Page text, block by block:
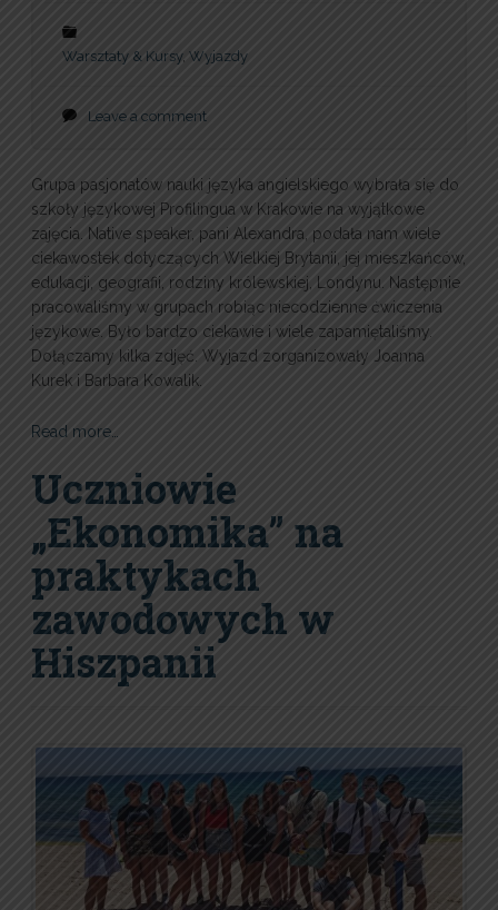
Warsztaty & Kursy, Wyjazdy
Leave a comment
Grupa pasjonatów nauki języka angielskiego wybrała się do
szkoły językowej Profilingua w Krakowie na wyjątkowe
zajęcia. Native speaker, pani Alexandra, podała nam wiele
ciekawostek dotyczących Wielkiej Brytanii, jej mieszkańców,
edukacji, geografii, rodziny królewskiej, Londynu. Następnie
pracowaliśmy w grupach robiąc niecodzienne ćwiczenia
językowe. Było bardzo ciekawie i wiele zapamiętaliśmy.
Dołączamy kilka zdjęć. Wyjazd zorganizowały Joanna
Kurek i Barbara Kowalik.
Read more…
Uczniowie
„Ekonomika” na
praktykach
zawodowych w
Hiszpanii